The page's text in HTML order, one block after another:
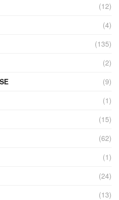
(12)
(4)
(135)
(2)
(9)
(1)
(15)
(62)
(1)
(24)
(13)